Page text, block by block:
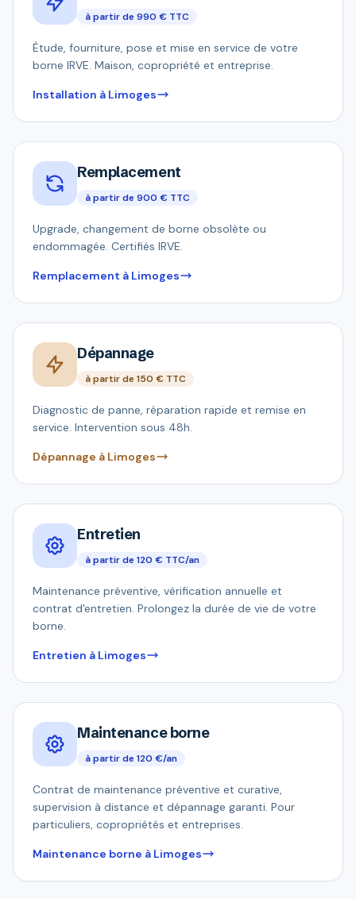
à partir de 990 € TTC
Étude, fourniture, pose et mise en service de votre
borne IRVE. Maison, copropriété et entreprise.
Installation à Limoges
Remplacement
à partir de 900 € TTC
Upgrade, changement de borne obsolète ou
endommagée. Certifiés IRVE.
Remplacement à Limoges
Dépannage
à partir de 150 € TTC
Diagnostic de panne, réparation rapide et remise en
service. Intervention sous 48h.
Dépannage à Limoges
Entretien
à partir de 120 € TTC/an
Maintenance préventive, vérification annuelle et
contrat d'entretien. Prolongez la durée de vie de votre
borne.
Entretien à Limoges
Maintenance borne
à partir de 120 €/an
Contrat de maintenance préventive et curative,
supervision à distance et dépannage garanti. Pour
particuliers, copropriétés et entreprises.
Maintenance borne à Limoges